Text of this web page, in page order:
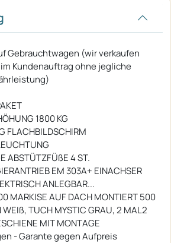
Gebrauchtwagen (wir verkaufen
Kundenauftrag ohne jegliche
1800 KG
FLACHBILDSCHIRM
ABSTÜTZFÜßE 4 ST.
EM 303A+ EINACHSER
ANLEGBAR...
MARKISE AUF DACH MONTIERT 500
TUCH MYSTIC GRAU, 2 MAL2
MIT MONTAGE
- Garante gegen Aufpreis